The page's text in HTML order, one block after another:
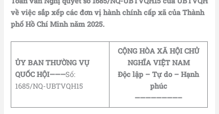
về việc sắp xếp các đơn vị hành chính cấp xã của Thành
phố Hồ Chí Minh năm 2025.
ỦY BAN THƯỜNG VỤ
QUỐC HỘI———Số:
1685/NQ-UBTVQH15
CỘNG HÒA XÃ HỘI CHỦ
NGHĨA VIỆT NAM
Độc lập – Tự do – Hạnh
phúc
————————–